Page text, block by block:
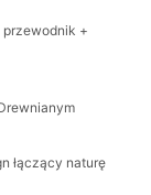
przewodnik +
łączący naturę